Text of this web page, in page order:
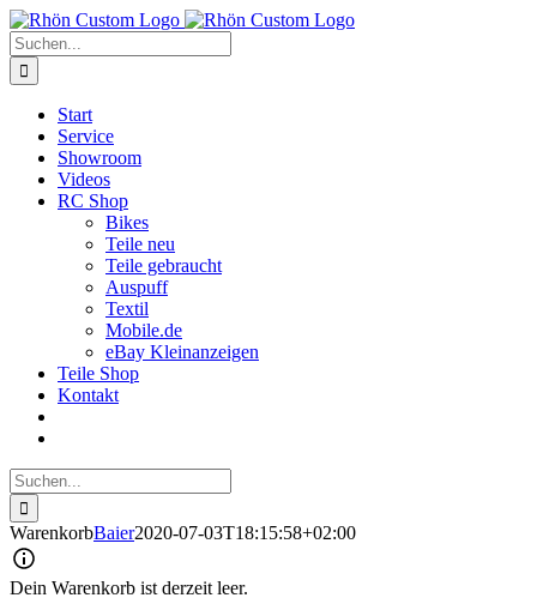
Zum
Inhalt
springen
Suche
nach:
Start
Service
Showroom
Videos
RC Shop
Bikes
Teile neu
Teile gebraucht
Auspuff
Textil
Mobile.de
eBay Kleinanzeigen
Teile Shop
Kontakt
Suche
nach:
WarenkorbBaier2020-07-03T18:15:58+02:00
Dein Warenkorb ist derzeit leer.